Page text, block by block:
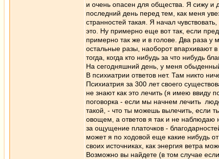
и очень опасен для общества. Я сижу и
последний день перед тем, как меня
странностей такая. Я начал
это. Ну примерно еще вот так, если
примерно так же и в голове. Два раза у
остальные разы, наоборот впархивают
тогда, когда кто нибудь за что нибудь
На сегодняшний день, у меня обыденный
В психиатрии ответов нет. Там никто
Психиатрия за 300 лет своего
не знают как это лечить (я имею ввиду
поговорка - если мы начнем лечить
такой, - что ты можешь вылечить, если
овощем, а ответов я так и не наблюдаю
за ощущение платочков -
может я по ходовой еще какие нибудь
своих источниках, как энергия ветра
Возможно вы найдете (в том случае